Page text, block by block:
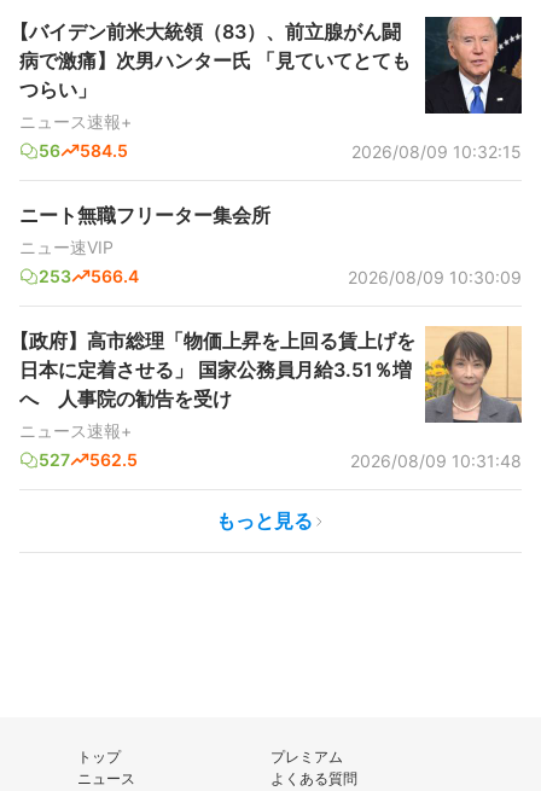
【バイデン前米大統領（83）、前立腺がん闘
病で激痛】次男ハンター氏 「見ていてとても
つらい」
ニュース速報+
56
584.5 2026/08/09 10:32:15
ニート無職フリーター集会所
ニュー速VIP
253
566.4 2026/08/09 10:30:09
【政府】高市総理「物価上昇を上回る賃上げを
日本に定着させる」 国家公務員月給3.51％増
へ 人事院の勧告を受け
ニュース速報+
527
562.5 2026/08/09 10:31:48
もっと見る
トップ
ニュース
プレミアム
よくある質問